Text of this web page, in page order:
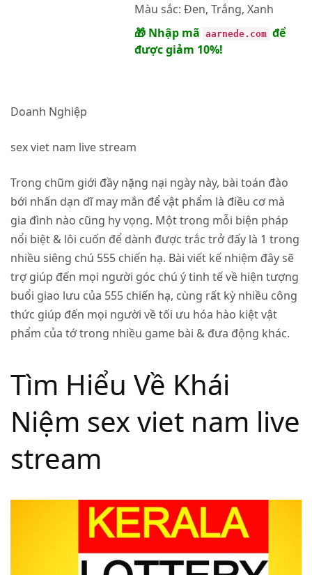
Màu sắc: Đen, Trắng, Xanh
🎁 Nhập mã aarnede.com để
được giảm 10%!
Doanh Nghiệp
sex viet nam live stream
Trong chũm giới đầy nặng nại ngày này, bài toán đào
bới nhấn dạn dĩ may mắn để vật phẩm là điều cơ mà
gia đình nào cũng hy vọng. Một trong mỗi biện pháp
nổi biệt & lôi cuốn để dành được trắc trở đấy là 1 trong
nhiều siêng chú 555 chiến hạ. Bài viết kế nhiệm đây sẽ
trợ giúp đến mọi người góc chú ý tinh tế về hiện tượng
buổi giao lưu của 555 chiến hạ, cùng rất kỳ nhiều công
thức giúp đến mọi người về tối ưu hóa hào kiệt vật
phẩm của tớ trong nhiều game bài & đưa động khác.
Tìm Hiểu Về Khái
Niệm sex viet nam live
stream